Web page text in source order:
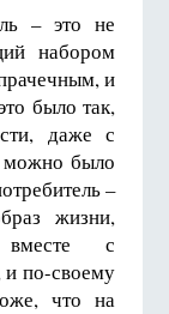
– это не
набором
и
было так,
даже с
можно было
–
жизни,
с
и по-своему
что на